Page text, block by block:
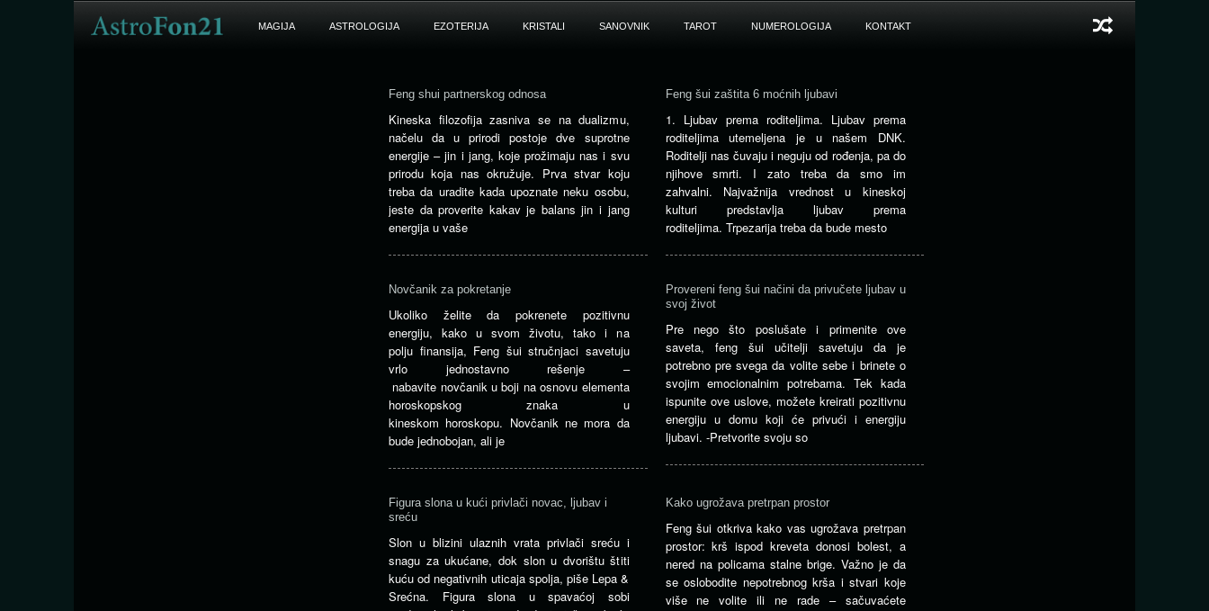
MAGIJA ASTROLOGIJA EZOTERIJA KRISTALI SANOVNIK TAROT NUMEROLOGIJA KONTAKT
Feng shui partnerskog odnosa
Kineska filozofija zasniva se na dualizmu,
načelu da u prirodi postoje dve suprotne
energije – jin i jang, koje prožimaju nas i svu
prirodu koja nas okružuje. Prva stvar koju
treba da uradite kada upoznate neku osobu,
jeste da proverite kakav je balans jin i jang
energija u vaše
Feng šui zaštita 6 moćnih ljubavi
1. Ljubav prema roditeljima. Ljubav prema
roditeljima utemeljena je u našem DNK.
Roditelji nas čuvaju i neguju od rođenja, pa do
njihove smrti. I zato treba da smo im
zahvalni. Najvažnija vrednost u kineskoj
kulturi predstavlja ljubav prema
roditeljima. Trpezarija treba da bude mesto
Novčanik za pokretanje
Ukoliko želite da pokrenete pozitivnu
energiju, kako u svom životu, tako i na
polju finansija, Feng šui stručnjaci savetuju
vrlo jednostavno rešenje –
nabavite novčanik u boji na osnovu elementa
horoskopskog znaka u
kineskom horoskopu. Novčanik ne mora da
bude jednobojan, ali je
Provereni feng šui načini da privučete ljubav u
svoj život
Pre nego što poslušate i primenite ove
saveta, feng šui učitelji savetuju da je
potrebno pre svega da volite sebe i brinete o
svojim emocionalnim potrebama. Tek kada
ispunite ove uslove, možete kreirati pozitivnu
energiju u domu koji će privući i energiju
ljubavi. -Pretvorite svoju so
Figura slona u kući privlači novac, ljubav i
sreću
Slon u blizini ulaznih vrata privlači sreću i
snagu za ukućane, dok slon u dvorištu štiti
kuću od negativnih uticaja spolja, piše Lepa &
Srećna. Figura slona u spavaćoj sobi
Kako ugrožava pretrpan prostor
Feng šui otkriva kako vas ugrožava pretrpan
prostor: krš ispod kreveta donosi bolest, a
nered na policama stalne brige. Važno je da
se oslobodite nepotrebnog krša i stvari koje
više ne volite ili ne rade – sačuvaćete